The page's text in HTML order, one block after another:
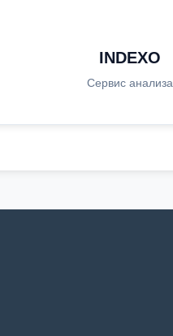
INDEXO
Сервис анализа